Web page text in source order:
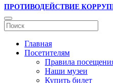
ПРОТИВОДЕЙСТВИЕ
Главная
Посетителям
Правила
Наши музеи
Купить билет